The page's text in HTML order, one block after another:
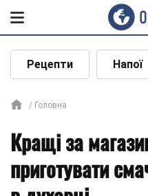
Рецепти Напої
Головна
Кращі за
приготувати